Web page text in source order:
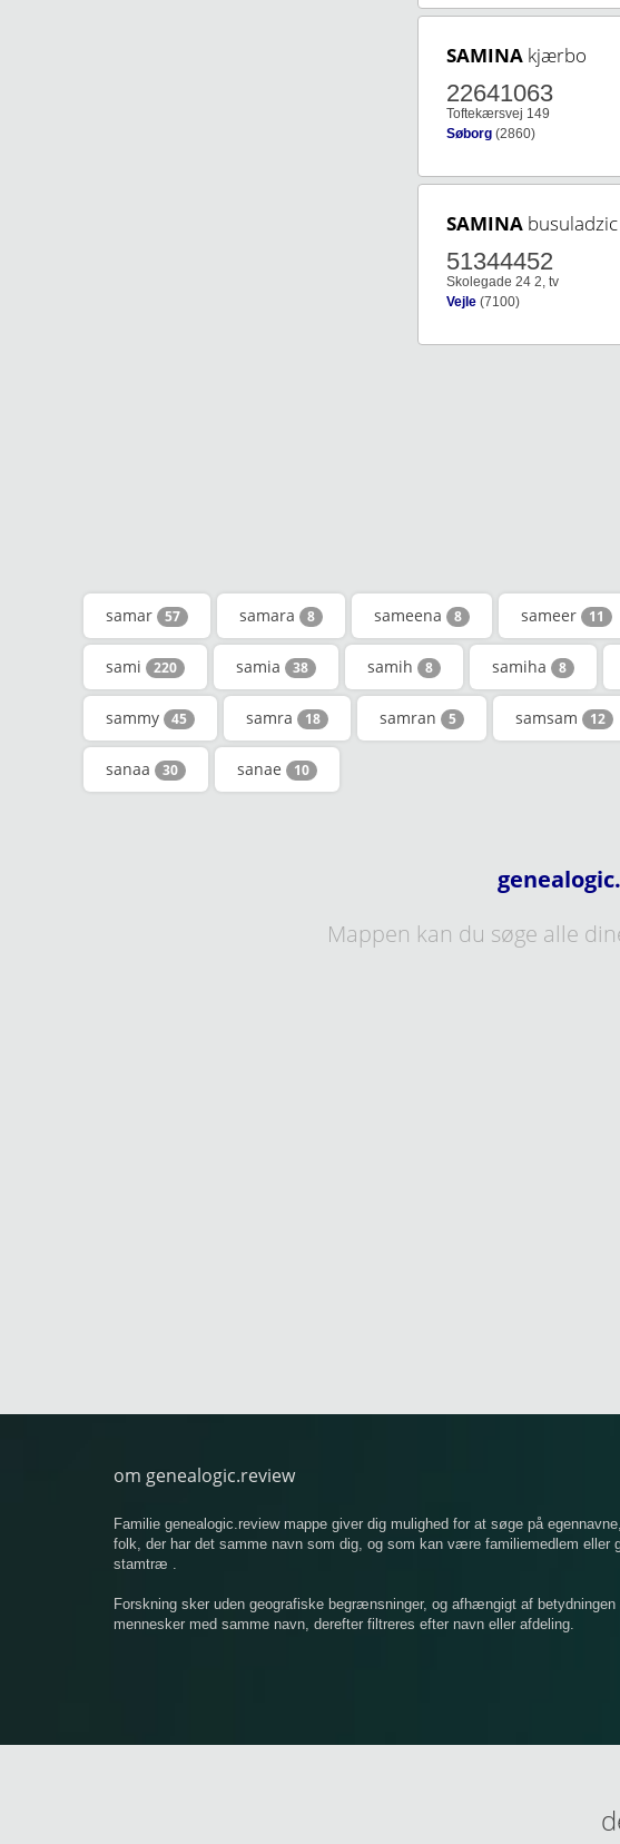
SAMINA kjærbo
22641063
Toftekærsvej 149
Søborg (2860)
SAMINA busuladzic
51344452
Skolegade 24 2, tv
Vejle (7100)
samar 57 samara 8 sameena 8 sameer 11
sami 220 samia 38 samih 8 samiha 8
sammy 45 samra 18 samran 5 samsam 12
sanaa 30 sanae 10
Mappen kan du søge alle
om genealogic.review
Familie genealogic.review mappe giver dig mulighed for at søge på
folk, der har det samme navn som dig, og som kan være familiemedlem eller
stamtræ .
Forskning sker uden geografiske begrænsninger, og afhængigt af
mennesker med samme navn, derefter filtreres efter navn eller afdeling.